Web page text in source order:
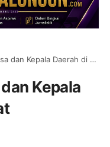
Kepala Daerah di Jawa Barat
Kepala